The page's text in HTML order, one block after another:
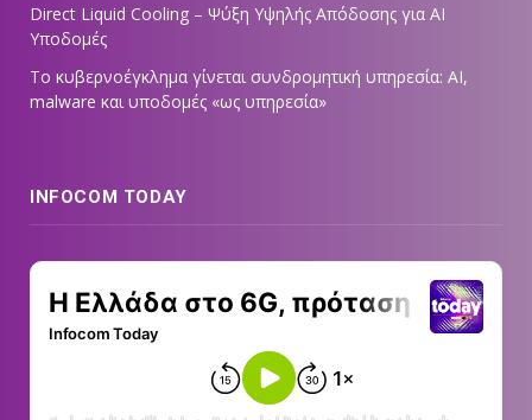
Direct Liquid Cooling – Ψύξη Υψηλής Απόδοσης για AI
Υποδομές
Το κυβερνοέγκλημα γίνεται συνδρομητική υπηρεσία: AI,
malware και υποδομές «ως υπηρεσία»
INFOCOM TODAY